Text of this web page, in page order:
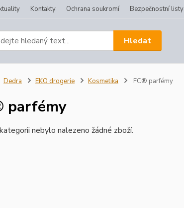
Kontakty Ochrana soukromí Bezpečnostní listy
Hledat
Dedra EKO drogerie Kosmetika FC® parfémy
parfémy
nebylo nalezeno žádné zboží.